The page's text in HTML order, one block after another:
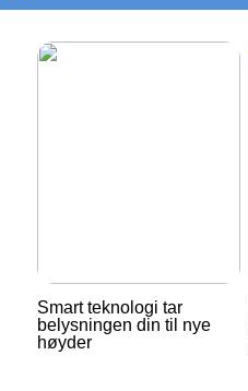
Smart teknologi tar
belysningen din til nye
høyder